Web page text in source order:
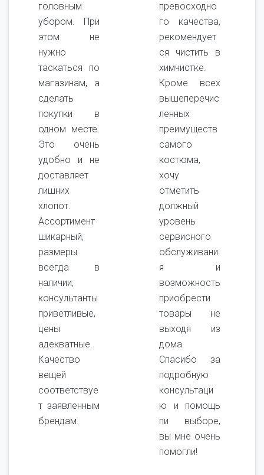
головным
убором. При
этом не
нужно
таскаться по
магазинам, а
сделать
покупки в
одном месте.
Это очень
удобно и не
доставляет
лишних
хлопот.
Ассортимент
шикарный,
размеры
всегда в
наличии,
консультанты
приветливые,
цены
адекватные.
Качество
вещей
соответствуе
т заявленным
брендам.
превосходно
го качества,
рекомендует
ся чистить в
химчистке.
Кроме всех
вышеперечис
ленных
преимуществ
самого
костюма,
хочу
отметить
должный
уровень
сервисного
обслуживани
я и
возможность
приобрести
товары не
выходя из
дома.
Спасибо за
подробную
консультаци
ю и помощь
пи выборе,
вы мне очень
помогли!